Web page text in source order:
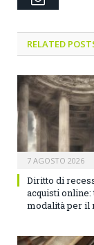
RELATED
7 AGOSTO 2026
Diritto di
acquisti
modalità per il